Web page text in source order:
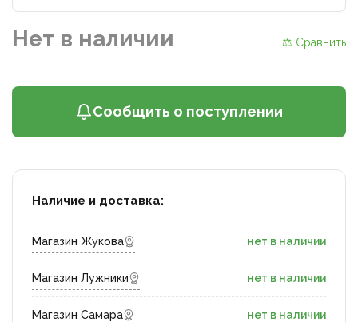
Нет в наличии ⚖ Сравнить
Сообщить о поступлении
Наличие и доставка:
Магазин Жукова нет в наличии
Магазин Лужники нет в наличии
Магазин Самара нет в наличии